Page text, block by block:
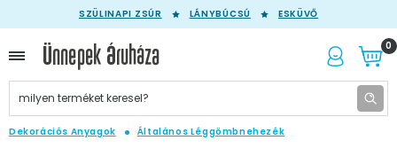
SZÜLINAPI ZSÚR LÁNYBÚCSÚ ESKÜVŐ
0
Dekorációs Anyagok Általános Léggömbnehezék